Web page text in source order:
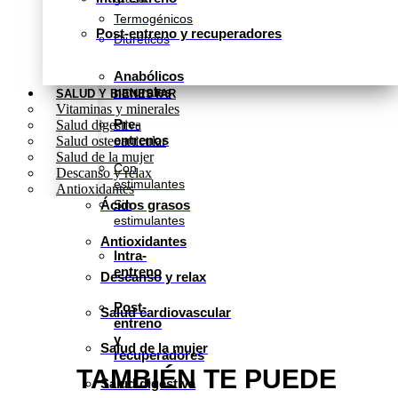
Termogénicos
Diuréticos
Anabólicos
naturales
Pre-
entrenos
Con
estimulantes
Sin
estimulantes
Intra-
entreno
Post-
entreno
y
recuperadores
Post-entreno y recuperadores
SALUD Y BIENESTAR
Vitaminas y minerales
Salud digestiva
Salud osteoarticular
Salud de la mujer
Descanso y relax
Antioxidantes
Ácidos grasos
Antioxidantes
Descanso y relax
Salud cardiovascular
Salud de la mujer
Salud digestiva
TAMBIÉN TE PUEDE